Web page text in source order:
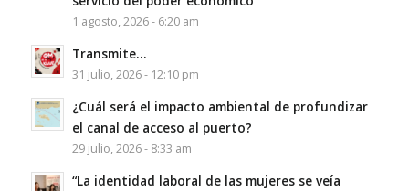
1 agosto, 2026 - 6:20 am
Transmite…
31 julio, 2026 - 12:10 pm
¿Cuál será el impacto ambiental de profundizar
el canal de acceso al puerto?
29 julio, 2026 - 8:33 am
“La identidad laboral de las mujeres se veía